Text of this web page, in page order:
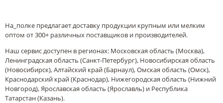
На_полке предлагает доставку продукции крупным или мелким
оптом от 300+ различных поставщиков и производителей.
Наш сервис доступен в регионах: Московская область (Москва),
Ленинградская область (Санкт-Петербург), Новосибирская область
(Новосибирск), Алтайский край (Барнаул), Омская область (Омск),
Краснодарский край (Краснодар), Нижегородская область (Нижний
Новгород), Ярославская область (Ярославль) и Республика
Татарстан (Казань).